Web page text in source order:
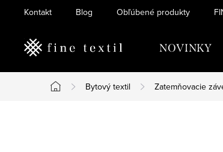
Kontakt Blog Obľúbené produkty
NOVINKY
Domov
Bytový textil Zatemňovacie